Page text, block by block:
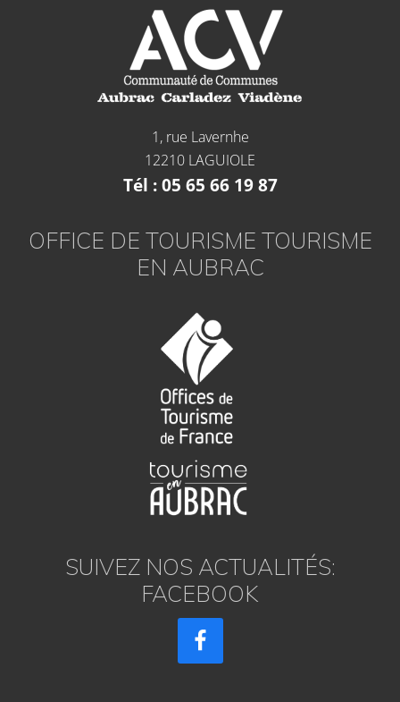
1, rue Lavernhe
12210 LAGUIOLE
Tél : 05 65 66 19 87
OFFICE DE TOURISME TOURISME
EN AUBRAC
SUIVEZ NOS ACTUALITÉS:
FACEBOOK